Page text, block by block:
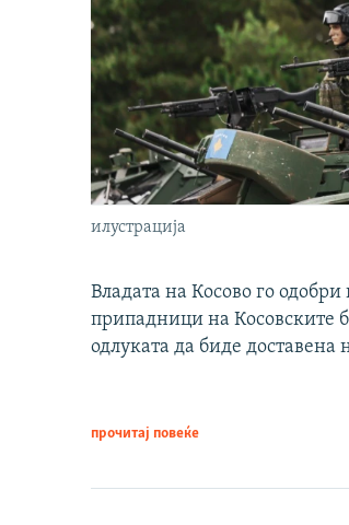
илустрација
Владата на Косово го
припадници на Косовските
одлуката да биде доставена
прочитај повеќе